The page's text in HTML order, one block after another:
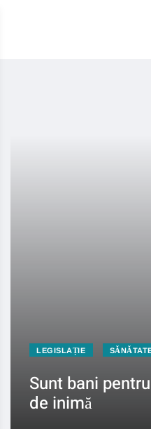
LEGISLAȚIE
Sunt bani
de inimă